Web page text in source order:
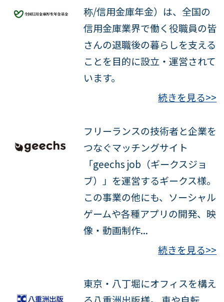
称/信用金庫年金）は、全国の
信用金庫業界で働く役職員の皆
さんの退職後の暮らしを支える
ことを目的に設立・運営されて
います。
続きを見る>>
フリーランスの技術者と企業を
つなぐマッチングサイト
「geechs job（ギークスジョ
ブ）」を運営するギークス様。
この事業の他にも、ソーシャル
ゲームや各種アプリの開発、映
像・動画制作...
続きを見る>>
東京・八丁堀にオフィスを構え